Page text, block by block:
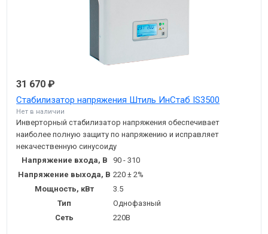
31 670 ₽
Стабилизатор напряжения Штиль ИнСтаб IS3500
Нет в наличии
Инверторный стабилизатор напряжения обеспечивает
наиболее полную защиту по напряжению и исправляет
некачественную синусоиду
Напряжение входа, В
90 - 310
Напряжение выхода, В 220 ± 2%
Мощность, кВт
3.5
Тип
Однофазный
Сеть
220В